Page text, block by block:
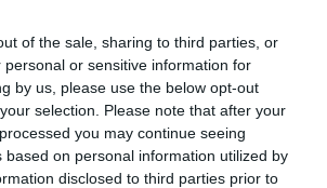
of the sale, sharing to third parties, or
personal or sensitive information for
by us, please use the below opt-out
selection. Please note that after your
you may continue seeing
based on personal information utilized by
disclosed to third parties prior to
album